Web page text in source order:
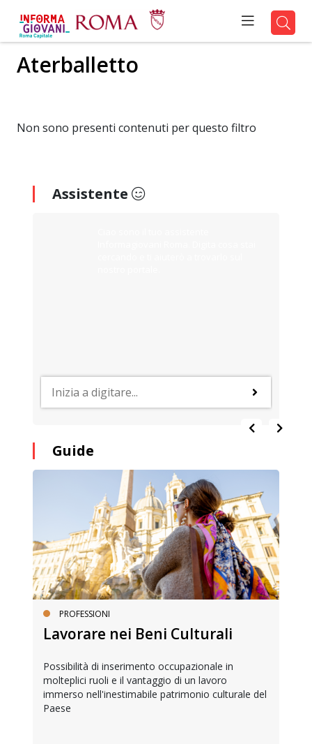
Aterballetto
Non sono presenti contenuti per questo filtro
Assistente
Guide
PROFESSIONI
Lavorare nei Beni Culturali
Possibilità di inserimento occupazionale in
molteplici ruoli e il vantaggio di un lavoro
immerso nell'inestimabile patrimonio culturale del
Paese